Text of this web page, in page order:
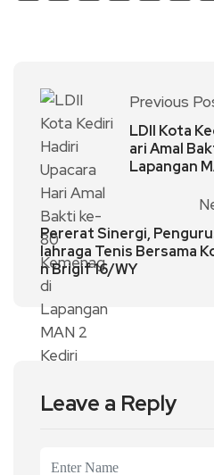
Previous
LDII Kota
ari Amal
Lapangan
Pererat Sinergi,
lahraga Tenis Bersama
n Brigif 16/WY
Leave a Reply